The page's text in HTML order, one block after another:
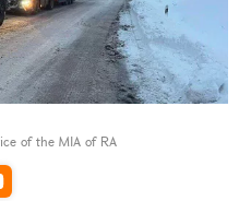
of the MIA of RA